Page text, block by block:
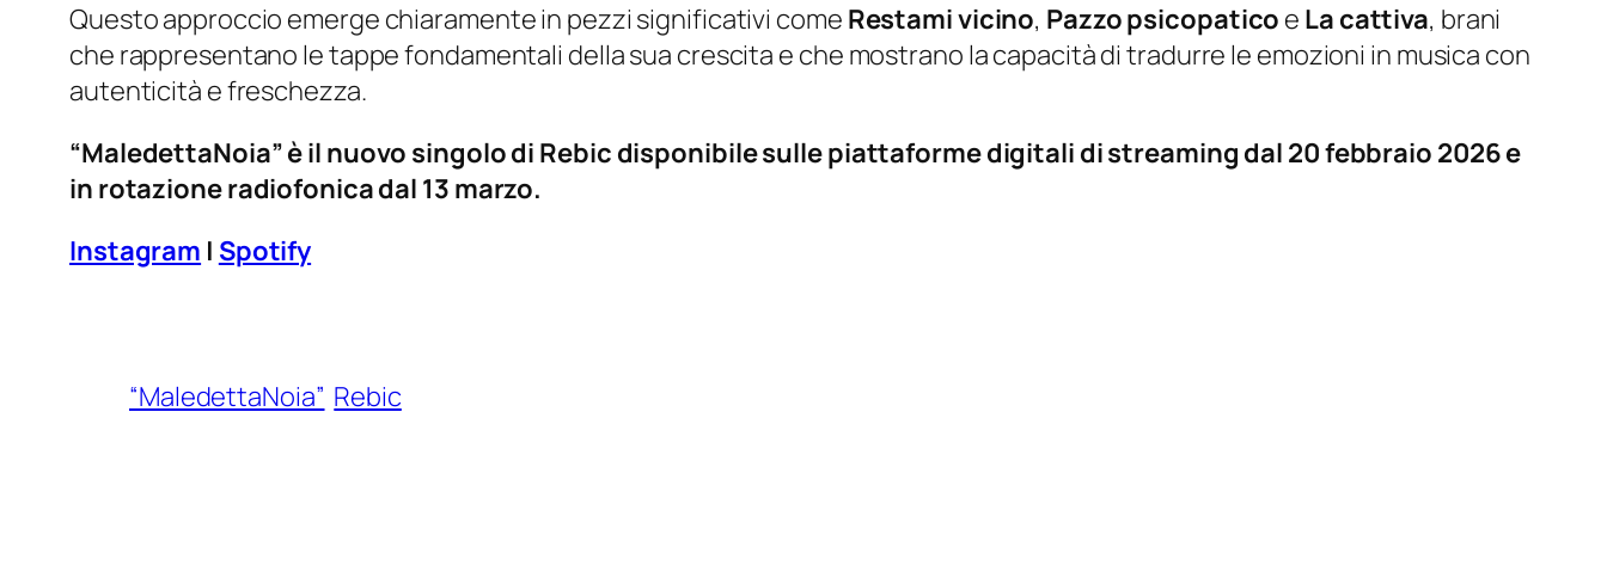
Questo approccio emerge chiaramente in pezzi significativi come Restami vicino, Pazzo psicopatico e La cattiva, brani
che rappresentano le tappe fondamentali della sua crescita e che mostrano la capacità di tradurre le emozioni in musica con
autenticità e freschezza.
“MaledettaNoia” è il nuovo singolo di Rebic disponibile sulle piattaforme digitali di streaming dal 20 febbraio 2026 e
in rotazione radiofonica dal 13 marzo.
Instagram | Spotify
“MaledettaNoia” Rebic